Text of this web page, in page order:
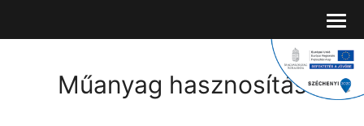
Műanyag hasznosítás